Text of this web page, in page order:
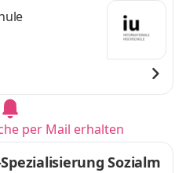
per Mail erhalten
Sozialm